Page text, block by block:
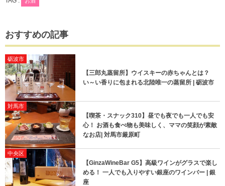
おすすめの記事
砺波市
【三郎丸蒸留所】ウイスキーの赤ちゃんとは？
い～い香りに包まれる北陸唯一の蒸留所 | 砺波市
対馬市
【喫茶・スナック310】昼でも夜でも一人でも安
心！ お酒も食べ物も美味しく、ママの笑顔が素敵
なお店| 対馬市厳原町
中央区
【GinzaWineBar G5】高級ワインがグラスで楽し
める！ 一人でも入りやすい銀座のワインバー | 銀
座